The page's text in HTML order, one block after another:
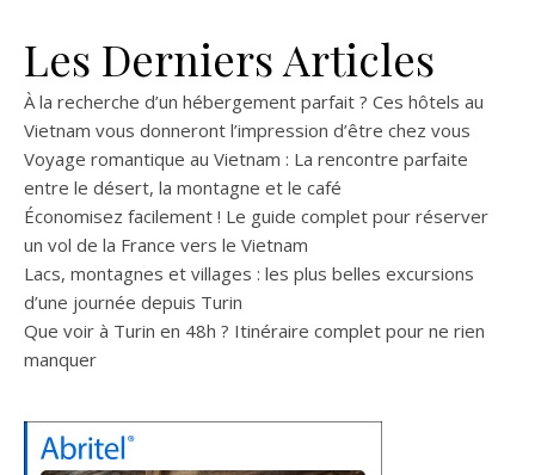
Les Derniers Articles
À la recherche d’un hébergement parfait ? Ces hôtels au
Vietnam vous donneront l’impression d’être chez vous
Voyage romantique au Vietnam : La rencontre parfaite
entre le désert, la montagne et le café
Économisez facilement ! Le guide complet pour réserver
un vol de la France vers le Vietnam
Lacs, montagnes et villages : les plus belles excursions
d’une journée depuis Turin
Que voir à Turin en 48h ? Itinéraire complet pour ne rien
manquer